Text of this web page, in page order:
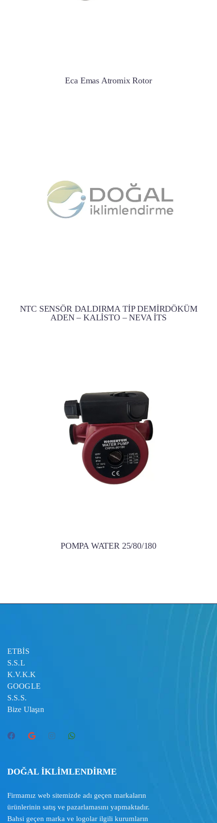
Eca Emas Atromix Rotor
NTC SENSÖR DALDIRMA TİP DEMİRDÖKÜM
ADEN – KALİSTO – NEVA İTS
POMPA WATER 25/80/180
ETBİS
S.S.L
K.V.K.K
GOOGLE
S.S.S.
Bize Ulaşın
DOĞAL İKLİMLENDİRME
Firmamız web sitemizde adı geçen markaların
ürünlerinin satış ve pazarlamasını yapmaktadır.
Bahsi geçen marka ve logolar ilgili kurumların